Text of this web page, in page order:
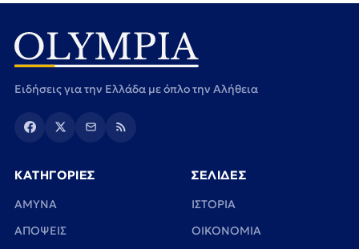
Ειδήσεις για την Ελλάδα με όπλο την Αλήθεια
ΚΑΤΗΓΟΡΙΕΣ
ΑΜΥΝΑ
ΑΠΟΨΕΙΣ
ΣΕΛΙΔΕΣ
ΙΣΤΟΡΙΑ
ΟΙΚΟΝΟΜΙΑ